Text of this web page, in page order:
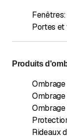
Portes et
Produits
Rideaux